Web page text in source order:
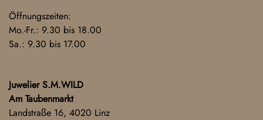
Öffnungszeiten:
Mo.-Fr.: 9.30 bis 18.00
Sa.: 9.30 bis 17.00
Juwelier S.M.WILD
Am Taubenmarkt
Landstraße 16, 4020 Linz